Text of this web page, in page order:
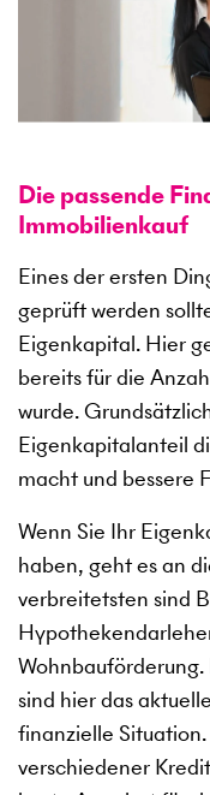
Die passende
Immobilienkauf
Eines der ersten
geprüft werden
Eigenkapital. Hier
bereits für die
wurde.
Eigenkapitalanteil
macht und bessere
Wenn Sie Ihr
haben, geht es an
verbreitetsten sind
sind hier das
finanzielle
verschiedener